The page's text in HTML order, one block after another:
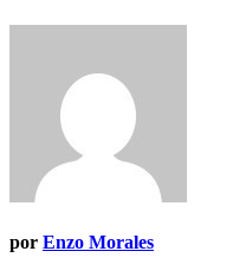
por Enzo Morales